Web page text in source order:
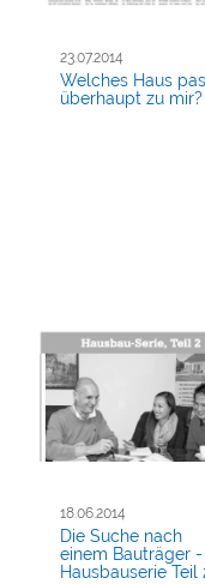
23.07.2014
Welches Haus
überhaupt zu mir?
18.06.2014
Die Suche nach
einem Bauträger -
Hausbauserie Teil